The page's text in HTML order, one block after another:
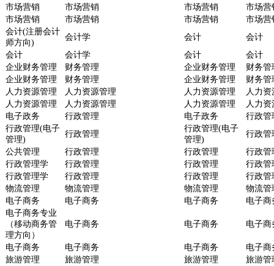
市场营销
市场营销 市场营销
市场营
市场营销
市场营销 市场营销
市场营
会计(注册会计
师方向)
会计学 会计
会计
会计
会计学 会计
会计
企业财务管理
财务管理 企业财务管理
财务管
企业财务管理
财务管理 企业财务管理
财务管
人力资源管理
人力资源管理 人力资源管理
人力
人力资源管理
人力资源管理 人力资源管理
人力
电子政务
行政管理 电子政务
行政管
行政管理(电子
管理)
行政管理
行政管理(电子
管理)
行政管
公共管理
行政管理 行政管理
行政管
行政管理学
行政管理 行政管理
行政管
行政管理学
行政管理 行政管理
行政管
物流管理
物流管理 物流管理
物流管
电子商务
电子商务 电子商务
电子商
电子商务专业
（移动商务管
理方向）
电子商务 电子商务 电子商
电子商务 电子商务 电子商务
电子商
旅游管理
旅游管理 旅游管理
旅游管